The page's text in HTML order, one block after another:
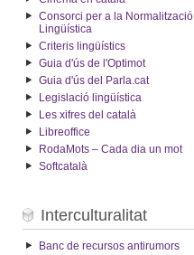
Consorci per a la Normalització
Lingüística
Criteris lingüístics
Guia d'ús de l'Optimot
Guia d'ús del Parla.cat
Legislació lingüística
Les xifres del català
Libreoffice
RodaMots – Cada dia un mot
Softcatalà
Interculturalitat
Banc de recursos antirumors